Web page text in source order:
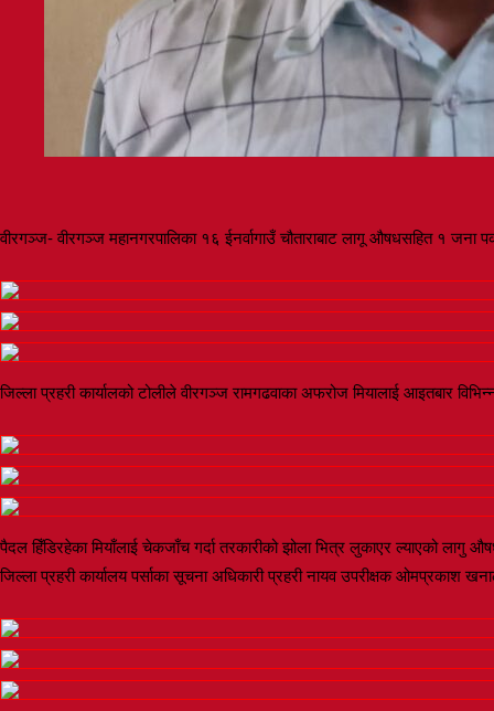
वीरगञ्ज- वीरगञ्ज महानगरपालिका १६ ईनर्वागाउँ चौताराबाट लागू औषधसहित १ जना
जिल्ला प्रहरी कार्यालको टोलीले वीरगञ्ज रामगढवाका अफरोज मियालाई आइतबार
पैदल हिँडिरहेका मियाँलाई चेकजाँच गर्दा तरकारीको झोला भित्र लुकाएर ल्याएको
जिल्ला प्रहरी कार्यालय पर्साका सूचना अधिकारी प्रहरी नायव उपरीक्षक ओमप्रकाश